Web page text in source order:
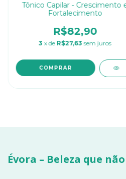
Tônico Capilar - Crescimento
Fortalecimento
R$82,90
3 x de R$27,63 sem juros
Évora – Beleza que